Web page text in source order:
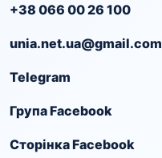
+38 066 00 26 100
unia.net.ua@gmail.com
Telegram
Група Facebook
Сторінка Facebook